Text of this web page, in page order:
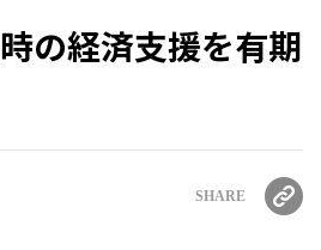
の経済支援を有期
SHARE